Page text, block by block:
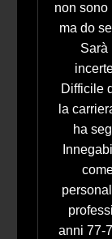
non
ma do
Sarà
Difficile
la
ha
anni 77-